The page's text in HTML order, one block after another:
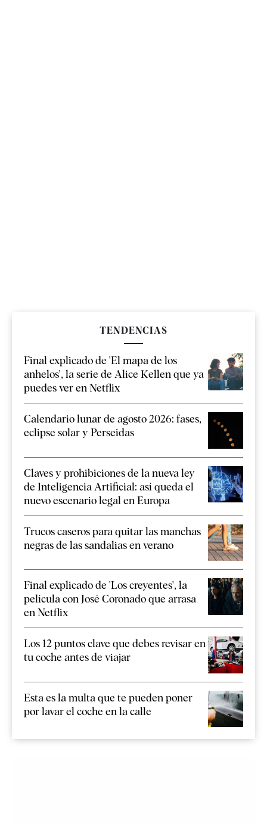
TENDENCIAS
Final explicado de 'El mapa de los
anhelos', la serie de Alice Kellen que ya
puedes ver en Netflix
Calendario lunar de agosto 2026: fases,
eclipse solar y Perseidas
Claves y prohibiciones de la nueva ley
de Inteligencia Artificial: así queda el
nuevo escenario legal en Europa
Trucos caseros para quitar las manchas
negras de las sandalias en verano
Final explicado de 'Los creyentes', la
película con José Coronado que arrasa
en Netflix
Los 12 puntos clave que debes revisar en
tu coche antes de viajar
Esta es la multa que te pueden poner
por lavar el coche en la calle